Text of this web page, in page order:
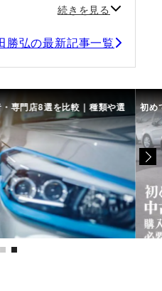
続きを見る
勝弘の最新記事一覧
専門店8選を比較｜種類や選 初め